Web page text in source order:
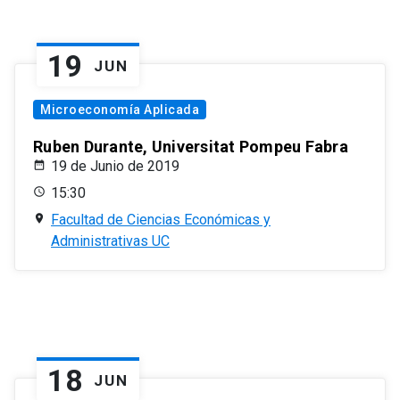
19 JUN
Microeconomía Aplicada
Ruben Durante, Universitat Pompeu Fabra
19 de Junio de 2019
15:30
Facultad de Ciencias Económicas y
Administrativas UC
18 JUN